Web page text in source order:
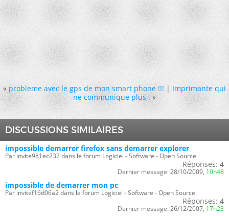
« probleme avec le gps de mon smart phone !!!|Imprimante qui
ne communique plus . »
DISCUSSIONS SIMILAIRES
impossible demarrer firefox sans demarrer explorer
Par invite981ec232 dans le forum Logiciel - Software - Open Source
Réponses: 4
Dernier message: 28/10/2009, 10h48
impossible de demarrer mon pc
Par invitef16d06a2 dans le forum Logiciel - Software - Open Source
Réponses: 4
Dernier message: 26/12/2007, 17h23